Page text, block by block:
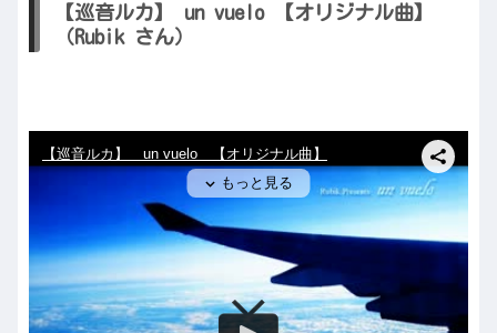
【巡音ルカ】 un vuelo 【オリジナル曲】
（Rubik さん）